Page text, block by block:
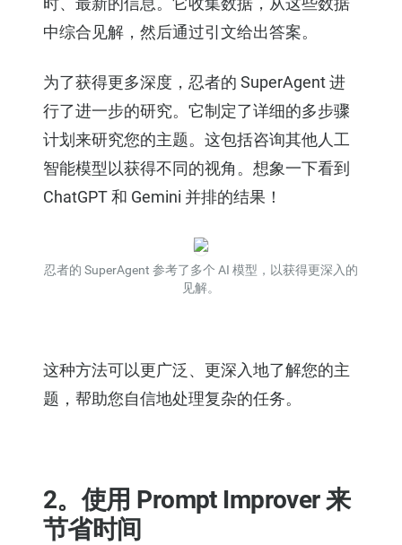
中综合见解，然后通过引文给出答案。
为了获得更多深度，忍者的 SuperAgent 进
行了进一步的研究。它制定了详细的多步骤
计划来研究您的主题。这包括咨询其他人工
智能模型以获得不同的视角。想象一下看到
ChatGPT 和 Gemini 并排的结果！
忍者的 SuperAgent 参考了多个 AI 模型，以获得更深入的
见解。
这种方法可以更广泛、更深入地了解您的主
题，帮助您自信地处理复杂的任务。
2。使用 Prompt Improver 来
节省时间